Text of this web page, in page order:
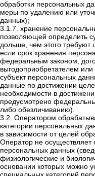
обработки персональных
меры по удалению или
данных);
3.1.7. хранение
позволяющей определить
дольше, чем этого требуют
если срок хранения
федеральным законом,
выгодоприобретателем
субъект персональных
данные по достижении
необходимости в
предусмотрено
либо обезличиванию).
3.2. Оператором
категории персональных
в зависимости от целей
Оператор не осуществляет
персональных данных
физиологические и
основании которых можно